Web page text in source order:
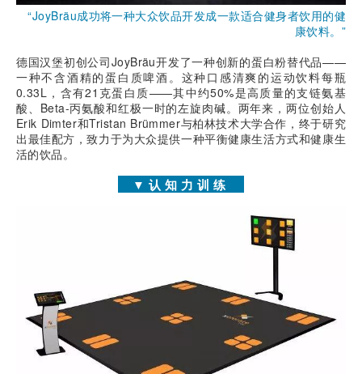
“JoyBräu成功将一种大众饮品开发成一款适合健身者饮用的健
康饮料。”
德国汉堡初创公司JoyBräu开发了一种创新的蛋白粉替代品——
一种不含酒精的蛋白质啤酒。这种口感清爽的运动饮料每瓶
0.33L，含有21克蛋白质——其中约50%是高质量的支链氨基
酸、Beta-丙氨酸和红极一时的左旋肉碱。两年来，两位创始人
Erik Dimter和Tristan Brümmer与柏林技术大学合作，终于研究
出最佳配方，致力于为大众提供一种平衡健康生活方式和健康生
活的饮品。
▼认知力训练